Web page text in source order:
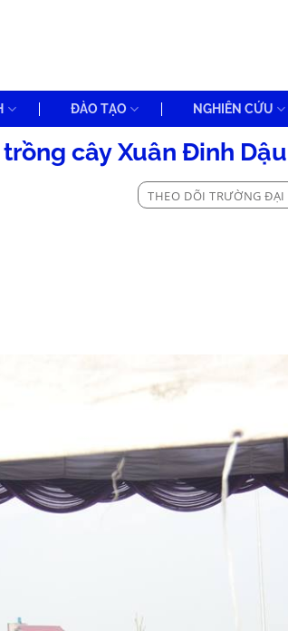
ĐÀO TẠO NGHIÊN CỨU
cây Xuân Đinh
THEO DÕI TRƯỜNG ĐẠI